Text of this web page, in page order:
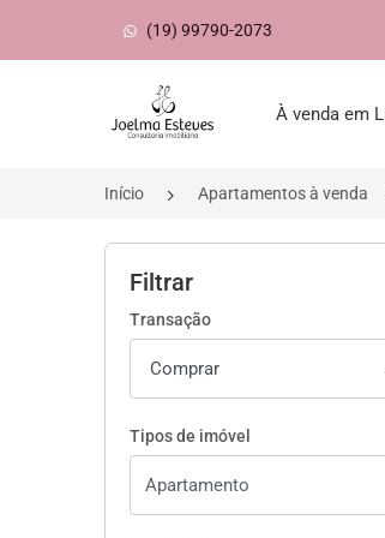
(19) 99790-2073
Página inicial
À venda em
Início Apartamentos à venda
Filtrar
Transação
Tipos de imóvel